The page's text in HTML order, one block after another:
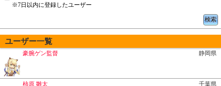
※7日以内に登録したユーザー
ユーザー一覧
豪腕ゲン監督 静岡県
柿原 雛太 千葉県